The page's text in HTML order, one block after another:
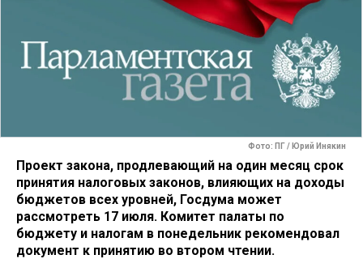
Фото: ПГ / Юрий Инякин
Проект закона, продлевающий на один месяц срок
принятия налоговых законов, влияющих на доходы
бюджетов всех уровней, Госдума может
рассмотреть 17 июля. Комитет палаты по
бюджету и налогам в понедельник рекомендовал
документ к принятию во втором чтении.